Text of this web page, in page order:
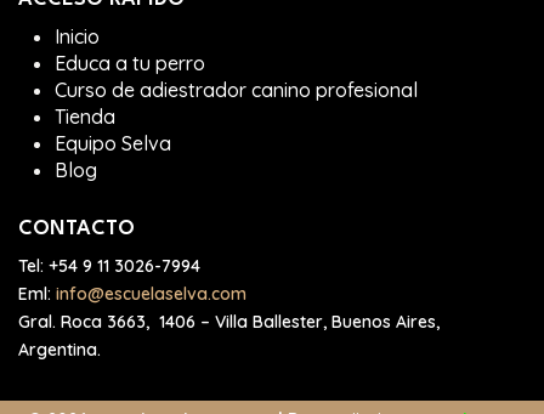
Inicio
Educa a tu perro
Curso de adiestrador canino profesional
Tienda
Equipo Selva
Blog
CONTACTO
Tel: +54 9 11 3026-7994
Eml: info@escuelaselva.com
Gral. Roca 3663, 1406 – Villa Ballester, Buenos Aires,
Argentina.